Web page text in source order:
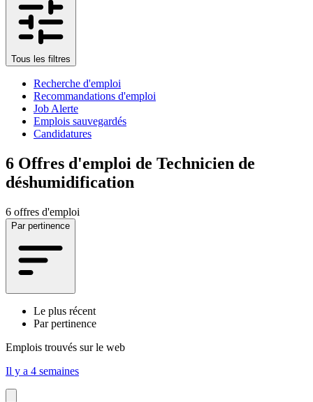
Tous les filtres
Recherche d'emploi
Recommandations d'emploi
Job Alerte
Emplois sauvegardés
Candidatures
6 Offres d'emploi de Technicien de
déshumidification
6 offres d'emploi
Par pertinence
Le plus récent
Par pertinence
Emplois trouvés sur le web
Il y a 4 semaines